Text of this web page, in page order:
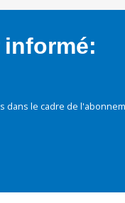
le cadre de